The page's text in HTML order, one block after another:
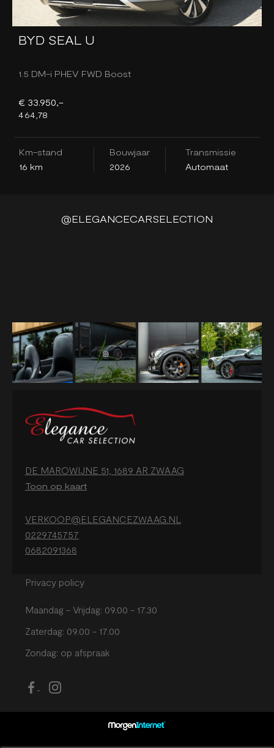
BYD SEAL U
1.5 DM-i PHEV FWD Boost
€ 33.950,-
464,78
Km-stand
16 km
Bouwjaar
2026
Transmissie
Automaat
@ELEGANCECARSELECTION
DE MAROWIJNE 51, 1689 AR ZWAAG
Toon op kaart
VERKOOP@ELEGANCEZWAAG.NL
0229745757
0682091368
Privacy policy
Maandag - Vrijdag: 09.00 - 17.30
Zaterdag: 09.00 - 17.00
Zondag: op afspraak